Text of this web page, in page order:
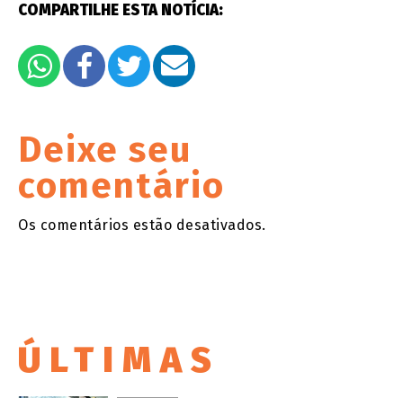
COMPARTILHE ESTA NOTÍCIA:
Deixe seu
comentário
Os comentários estão desativados.
ÚLTIMAS